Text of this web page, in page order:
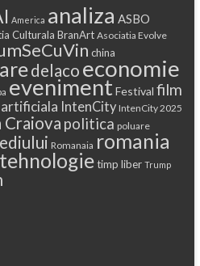
America analiza ASBO
Culturala BranArt Asociatia Evolve
china
delaco economie
eveniment Festival film
IntenCity IntenCity 2025
Craiova politica poluare
Romanaia romania
tehnologie timp liber Trump